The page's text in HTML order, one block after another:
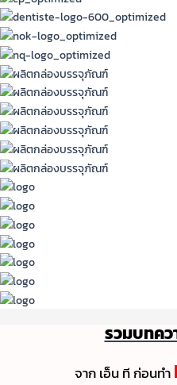
รวมบทคว
จาก เอ็น ที ก่อนทํา